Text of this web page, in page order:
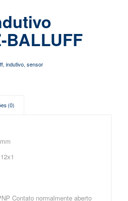
BALLUFF
, indutivo, sensor
(0)
Contato normalmente aberto